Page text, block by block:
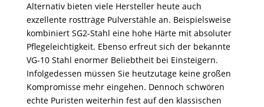
Alternativ bieten viele Hersteller heute auch
exzellente rostträge Pulverstähle an. Beispielsweise
kombiniert SG2-Stahl eine hohe Härte mit absoluter
Pflegeleichtigkeit. Ebenso erfreut sich der bekannte
VG-10 Stahl enormer Beliebtheit bei Einsteigern.
Infolgedessen müssen Sie heutzutage keine großen
Kompromisse mehr eingehen. Dennoch schwören
echte Puristen weiterhin fest auf den klassischen